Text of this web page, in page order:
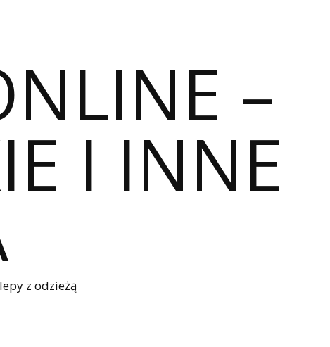
–
I INNE
z odzieżą